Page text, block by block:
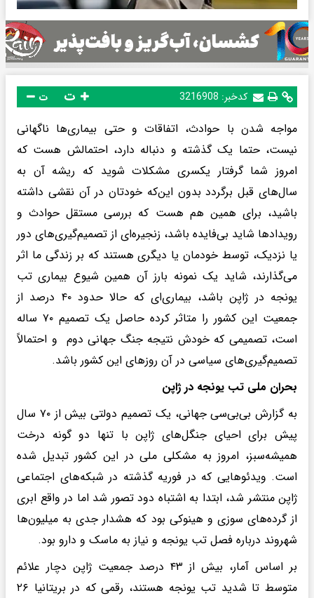
کدخبر: 3216908 ت
مواجه شدن با حوادث، اتفاقات و حتی بیماری‌ها ناگهانی
نیست، حتما یک گذشته و دنباله دارد، احتمالش هست که
امروز شما گرفتار یکسری مشکلات شوید که ریشه آن به
سال‌های قبل برگردد بدون این‌که خودتان در آن نقشی داشته
باشید، برای همین هم هست که بررسی مستقل حوادث و
رویدادها شاید بی‌فایده باشد، زنجیره‌ای از تصمیم‌گیری‌های دور
یا نزدیک، توسط خودمان یا دیگری هستند که بر زندگی ما اثر
می‌گذارند، شاید یک نمونه بارز آن همین شیوع بیماری تب
یونجه در ژاپن باشد، بیماری‌ای که حالا حدود ۴۰ درصد از
جمعیت این کشور را متاثر کرده حاصل یک تصمیم ۷۰ ساله
است، تصمیمی که خودش نتیجه جنگ جهانی دوم و احتمالاً
تصمیم‌گیری‌های سیاسی در آن روزهای این کشور باشد.
بحران ملی تب یونجه در ژاپن
به گزارش بی‌بی‌سی جهانی، یک تصمیم دولتی بیش از ۷۰ سال
پیش برای احیای جنگل‌های ژاپن با تنها دو گونه درخت
همیشه‌سبز، امروز به مشکلی ملی در این کشور تبدیل شده
است. ویدئوهایی که در فوریه گذشته در شبکه‌های اجتماعی
ژاپن منتشر شد، ابتدا به اشتباه دود تصور شد اما در واقع ابری
از گرده‌های سوزی و هینوکی بود که هشدار جدی به میلیون‌ها
شهروند درباره فصل تب یونجه و نیاز به ماسک و دارو بود.
بر اساس آمار، بیش از ۴۳ درصد جمعیت ژاپن دچار علائم
متوسط تا شدید تب یونجه هستند، رقمی که در بریتانیا ۲۶